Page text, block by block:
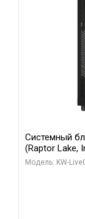
Системный
(Raptor Lake,
модуля)/ Afox
Модель: KW-